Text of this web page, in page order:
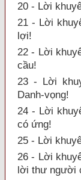
20 - Lời
21 - Lời
lợi!
22 - Lời
cầu!
23 - Lời
Danh-vọng!
24 - Lời
có ứng!
25 - Lời
26 - Lời
lời thư người